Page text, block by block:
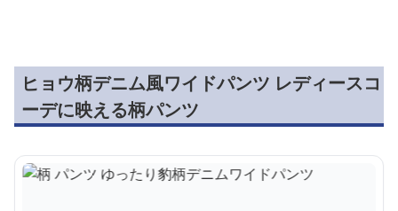
ヒョウ柄デニム風ワイドパンツ レディースコ
ーデに映える柄パンツ